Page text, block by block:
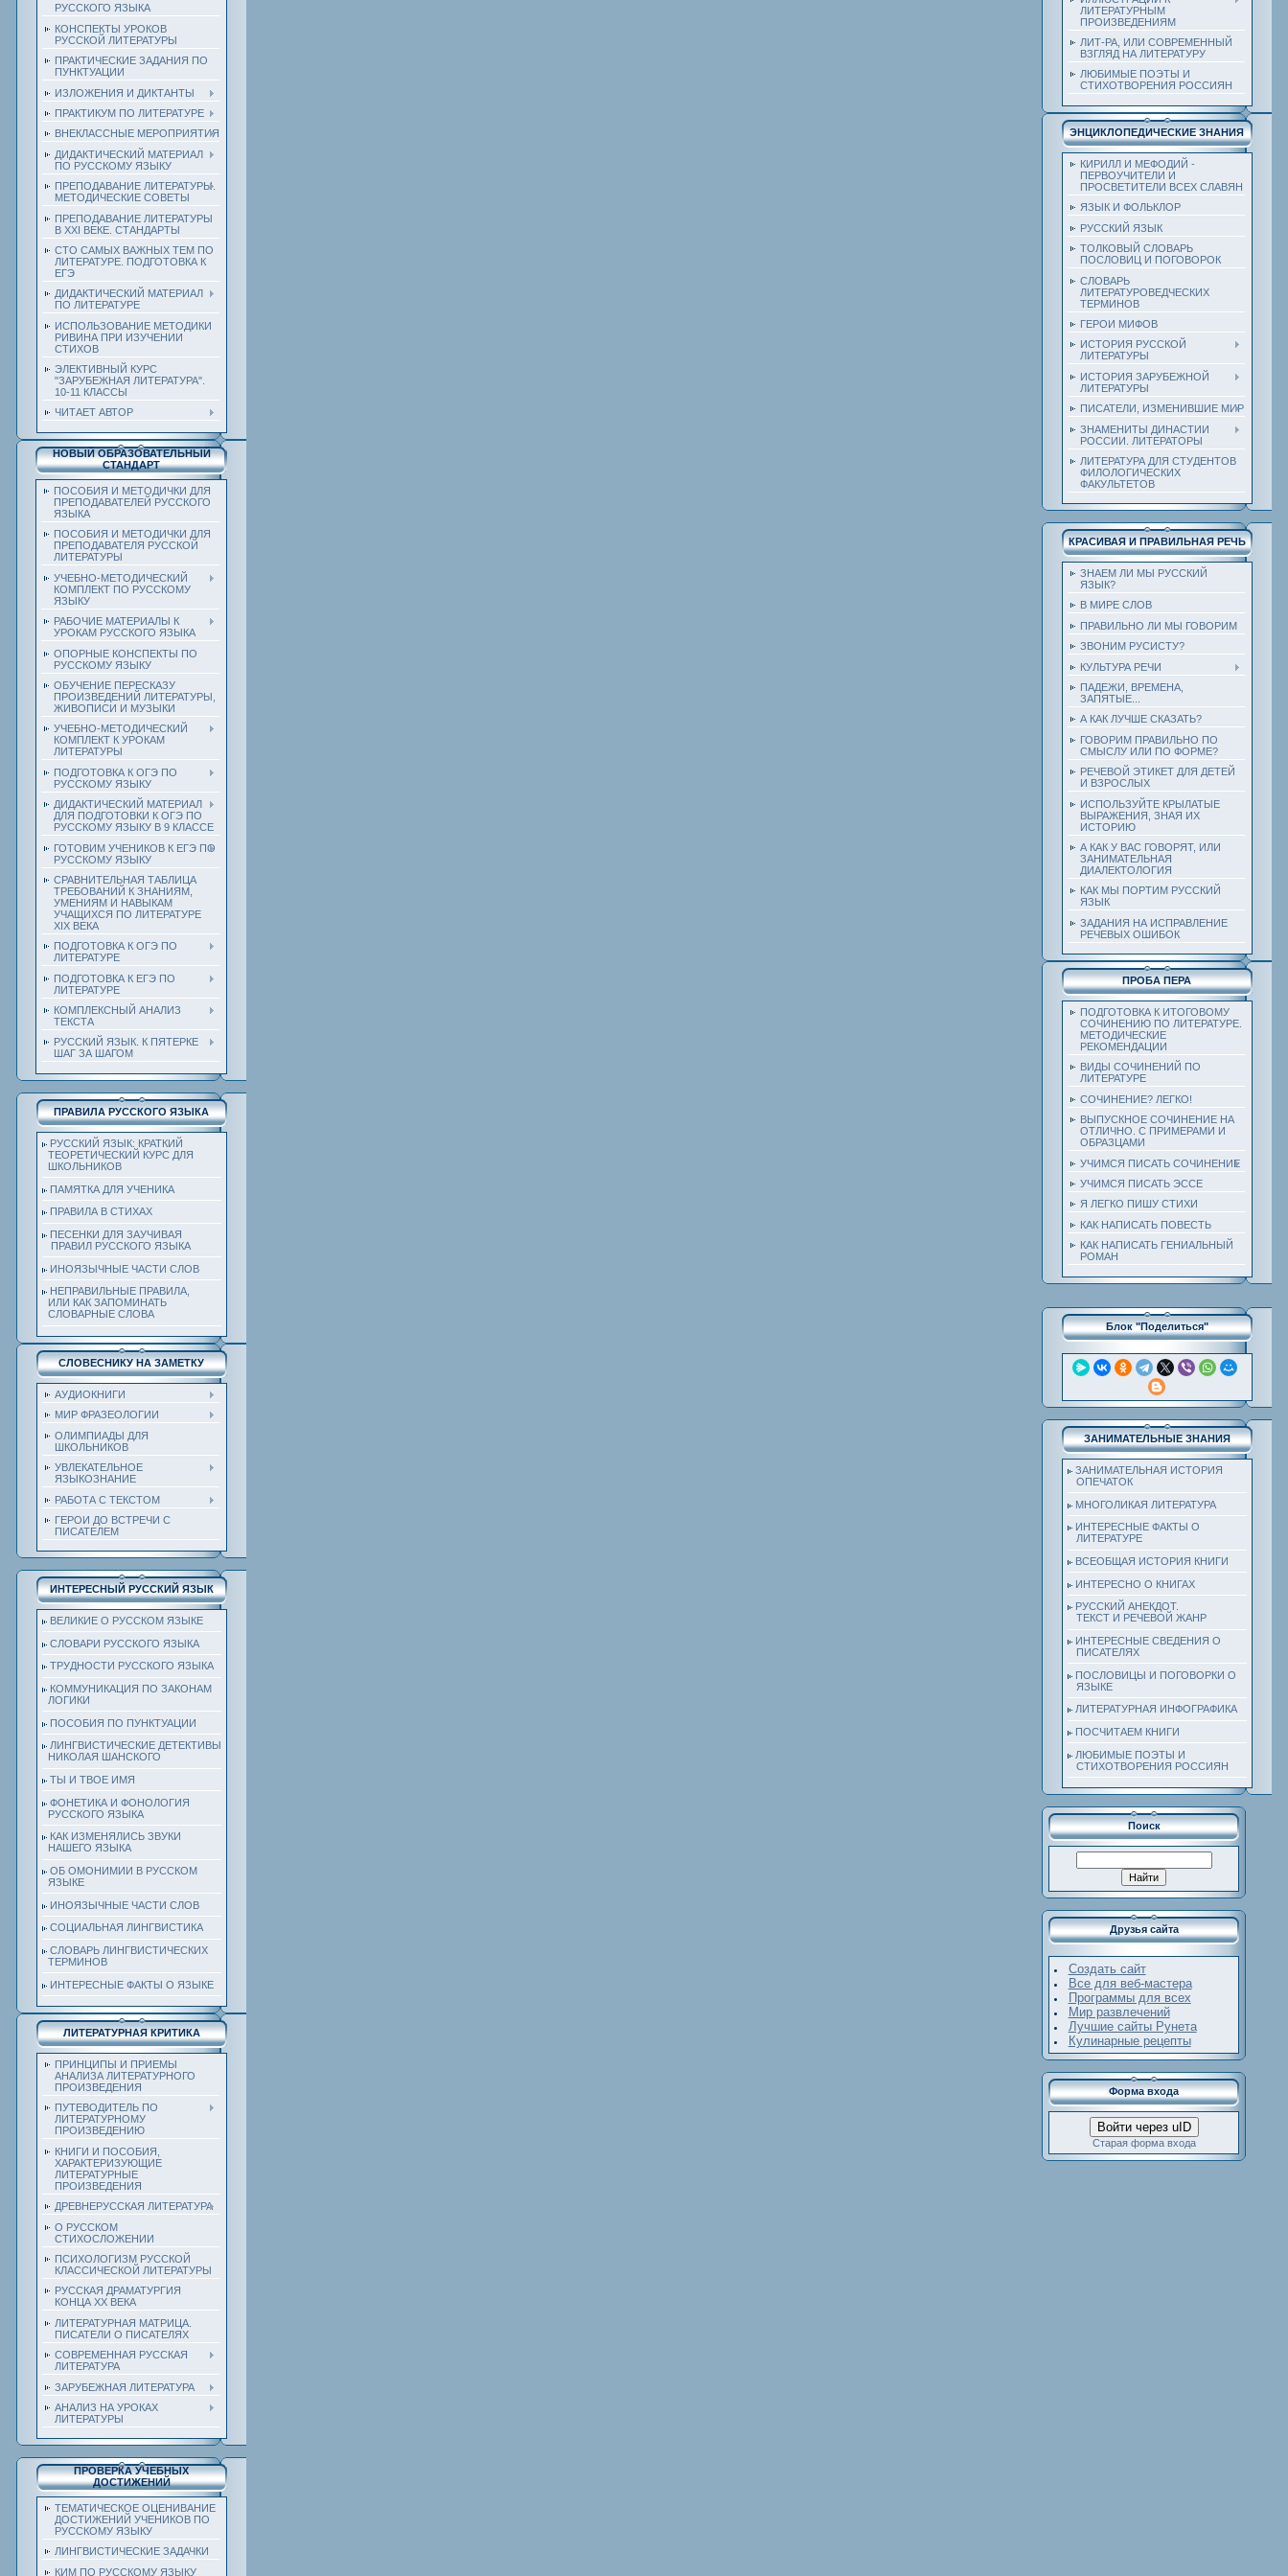
РУССКОГО ЯЗЫКА
КОНСПЕКТЫ УРОКОВ
РУССКОЙ ЛИТЕРАТУРЫ
ПРАКТИЧЕСКИЕ ЗАДАНИЯ ПО
ПУНКТУАЦИИ
ИЗЛОЖЕНИЯ И ДИКТАНТЫ
ПРАКТИКУМ ПО ЛИТЕРАТУРЕ
ВНЕКЛАССНЫЕ МЕРОПРИЯТИЯ
ДИДАКТИЧЕСКИЙ МАТЕРИАЛ
ПО РУССКОМУ ЯЗЫКУ
ПРЕПОДАВАНИЕ ЛИТЕРАТУРЫ.
МЕТОДИЧЕСКИЕ СОВЕТЫ
ПРЕПОДАВАНИЕ ЛИТЕРАТУРЫ
В XXI ВЕКЕ. СТАНДАРТЫ
СТО САМЫХ ВАЖНЫХ ТЕМ ПО
ЛИТЕРАТУРЕ. ПОДГОТОВКА К
ЕГЭ
ДИДАКТИЧЕСКИЙ МАТЕРИАЛ
ПО ЛИТЕРАТУРЕ
ИСПОЛЬЗОВАНИЕ МЕТОДИКИ
РИВИНА ПРИ ИЗУЧЕНИИ
СТИХОВ
ЭЛЕКТИВНЫЙ КУРС
"ЗАРУБЕЖНАЯ ЛИТЕРАТУРА".
10-11 КЛАССЫ
ЧИТАЕТ АВТОР
НОВЫЙ ОБРАЗОВАТЕЛЬНЫЙ
СТАНДАРТ
ПОСОБИЯ И МЕТОДИЧКИ ДЛЯ
ПРЕПОДАВАТЕЛЕЙ РУССКОГО
ЯЗЫКА
ПОСОБИЯ И МЕТОДИЧКИ ДЛЯ
ПРЕПОДАВАТЕЛЯ РУССКОЙ
ЛИТЕРАТУРЫ
УЧЕБНО-МЕТОДИЧЕСКИЙ
КОМПЛЕКТ ПО РУССКОМУ
ЯЗЫКУ
РАБОЧИЕ МАТЕРИАЛЫ К
УРОКАМ РУССКОГО ЯЗЫКА
ОПОРНЫЕ КОНСПЕКТЫ ПО
РУССКОМУ ЯЗЫКУ
ОБУЧЕНИЕ ПЕРЕСКАЗУ
ПРОИЗВЕДЕНИЙ ЛИТЕРАТУРЫ,
ЖИВОПИСИ И МУЗЫКИ
УЧЕБНО-МЕТОДИЧЕСКИЙ
КОМПЛЕКТ К УРОКАМ
ЛИТЕРАТУРЫ
ПОДГОТОВКА К ОГЭ ПО
РУССКОМУ ЯЗЫКУ
ДИДАКТИЧЕСКИЙ МАТЕРИАЛ
ДЛЯ ПОДГОТОВКИ К ОГЭ ПО
РУССКОМУ ЯЗЫКУ В 9 КЛАССЕ
ГОТОВИМ УЧЕНИКОВ К ЕГЭ ПО
РУССКОМУ ЯЗЫКУ
СРАВНИТЕЛЬНАЯ ТАБЛИЦА
ТРЕБОВАНИЙ К ЗНАНИЯМ,
УМЕНИЯМ И НАВЫКАМ
УЧАЩИХСЯ ПО ЛИТЕРАТУРЕ
ХIХ ВЕКА
ПОДГОТОВКА К ОГЭ ПО
ЛИТЕРАТУРЕ
ПОДГОТОВКА К ЕГЭ ПО
ЛИТЕРАТУРЕ
КОМПЛЕКСНЫЙ АНАЛИЗ
ТЕКСТА
РУССКИЙ ЯЗЫК. К ПЯТЕРКЕ
ШАГ ЗА ШАГОМ
ПРАВИЛА РУССКОГО ЯЗЫКА
РУССКИЙ ЯЗЫК: КРАТКИЙ
ТЕОРЕТИЧЕСКИЙ КУРС ДЛЯ
ШКОЛЬНИКОВ
ПАМЯТКА ДЛЯ УЧЕНИКА
ПРАВИЛА В СТИХАХ
ПЕСЕНКИ ДЛЯ ЗАУЧИВАЯ
ПРАВИЛ РУССКОГО ЯЗЫКА
ИНОЯЗЫЧНЫЕ ЧАСТИ СЛОВ
НЕПРАВИЛЬНЫЕ ПРАВИЛА,
ИЛИ КАК ЗАПОМИНАТЬ
СЛОВАРНЫЕ СЛОВА
СЛОВЕСНИКУ НА ЗАМЕТКУ
АУДИОКНИГИ
МИР ФРАЗЕОЛОГИИ
ОЛИМПИАДЫ ДЛЯ
ШКОЛЬНИКОВ
УВЛЕКАТЕЛЬНОЕ
ЯЗЫКОЗНАНИЕ
РАБОТА С ТЕКСТОМ
ГЕРОИ ДО ВСТРЕЧИ С
ПИСАТЕЛЕМ
ИНТЕРЕСНЫЙ РУССКИЙ ЯЗЫК
ВЕЛИКИЕ О РУССКОМ ЯЗЫКЕ
СЛОВАРИ РУССКОГО ЯЗЫКА
ТРУДНОСТИ РУССКОГО ЯЗЫКА
КОММУНИКАЦИЯ ПО ЗАКОНАМ
ЛОГИКИ
ПОСОБИЯ ПО ПУНКТУАЦИИ
ЛИНГВИСТИЧЕСКИЕ ДЕТЕКТИВЫ
НИКОЛАЯ ШАНСКОГО
ТЫ И ТВОЕ ИМЯ
ФОНЕТИКА И ФОНОЛОГИЯ
РУССКОГО ЯЗЫКА
КАК ИЗМЕНЯЛИСЬ ЗВУКИ
НАШЕГО ЯЗЫКА
ОБ ОМОНИМИИ В РУССКОМ
ЯЗЫКЕ
ИНОЯЗЫЧНЫЕ ЧАСТИ СЛОВ
СОЦИАЛЬНАЯ ЛИНГВИСТИКА
СЛОВАРЬ ЛИНГВИСТИЧЕСКИХ
ТЕРМИНОВ
ИНТЕРЕСНЫЕ ФАКТЫ О ЯЗЫКЕ
ЛИТЕРАТУРНАЯ КРИТИКА
ПРИНЦИПЫ И ПРИЕМЫ
АНАЛИЗА ЛИТЕРАТУРНОГО
ПРОИЗВЕДЕНИЯ
ПУТЕВОДИТЕЛЬ ПО
ЛИТЕРАТУРНОМУ
ПРОИЗВЕДЕНИЮ
КНИГИ И ПОСОБИЯ,
ХАРАКТЕРИЗУЮЩИЕ
ЛИТЕРАТУРНЫЕ
ПРОИЗВЕДЕНИЯ
ДРЕВНЕРУССКАЯ ЛИТЕРАТУРА
О РУССКОМ
СТИХОСЛОЖЕНИИ
ПСИХОЛОГИЗМ РУССКОЙ
КЛАССИЧЕСКОЙ ЛИТЕРАТУРЫ
РУССКАЯ ДРАМАТУРГИЯ
КОНЦА ХХ ВЕКА
ЛИТЕРАТУРНАЯ МАТРИЦА.
ПИСАТЕЛИ О ПИСАТЕЛЯХ
СОВРЕМЕННАЯ РУССКАЯ
ЛИТЕРАТУРА
ЗАРУБЕЖНАЯ ЛИТЕРАТУРА
АНАЛИЗ НА УРОКАХ
ЛИТЕРАТУРЫ
ПРОВЕРКА УЧЕБНЫХ
ДОСТИЖЕНИЙ
ТЕМАТИЧЕСКОЕ ОЦЕНИВАНИЕ
ДОСТИЖЕНИЙ УЧЕНИКОВ ПО
РУССКОМУ ЯЗЫКУ
ЛИНГВИСТИЧЕСКИЕ ЗАДАЧКИ
КИМ ПО РУССКОМУ ЯЗЫКУ
ЛИТЕРАТУРНЫМ
ПРОИЗВЕДЕНИЯМ
ЛИТ-РА, ИЛИ СОВРЕМЕННЫЙ
ВЗГЛЯД НА ЛИТЕРАТУРУ
ЛЮБИМЫЕ ПОЭТЫ И
СТИХОТВОРЕНИЯ РОССИЯН
ЭНЦИКЛОПЕДИЧЕСКИЕ ЗНАНИЯ
КИРИЛЛ И МЕФОДИЙ -
ПЕРВОУЧИТЕЛИ И
ПРОСВЕТИТЕЛИ ВСЕХ СЛАВЯН
ЯЗЫК И ФОЛЬКЛОР
РУССКИЙ ЯЗЫК
ТОЛКОВЫЙ СЛОВАРЬ
ПОСЛОВИЦ И ПОГОВОРОК
СЛОВАРЬ
ЛИТЕРАТУРОВЕДЧЕСКИХ
ТЕРМИНОВ
ГЕРОИ МИФОВ
ИСТОРИЯ РУССКОЙ
ЛИТЕРАТУРЫ
ИСТОРИЯ ЗАРУБЕЖНОЙ
ЛИТЕРАТУРЫ
ПИСАТЕЛИ, ИЗМЕНИВШИЕ МИР
ЗНАМЕНИТЫ ДИНАСТИИ
РОССИИ. ЛИТЕРАТОРЫ
ЛИТЕРАТУРА ДЛЯ СТУДЕНТОВ
ФИЛОЛОГИЧЕСКИХ
ФАКУЛЬТЕТОВ
КРАСИВАЯ И ПРАВИЛЬНАЯ РЕЧЬ
ЗНАЕМ ЛИ МЫ РУССКИЙ
ЯЗЫК?
В МИРЕ СЛОВ
ПРАВИЛЬНО ЛИ МЫ ГОВОРИМ
ЗВОНИМ РУСИСТУ?
КУЛЬТУРА РЕЧИ
ПАДЕЖИ, ВРЕМЕНА,
ЗАПЯТЫЕ...
А КАК ЛУЧШЕ СКАЗАТЬ?
ГОВОРИМ ПРАВИЛЬНО ПО
СМЫСЛУ ИЛИ ПО ФОРМЕ?
РЕЧЕВОЙ ЭТИКЕТ ДЛЯ ДЕТЕЙ
И ВЗРОСЛЫХ
ИСПОЛЬЗУЙТЕ КРЫЛАТЫЕ
ВЫРАЖЕНИЯ, ЗНАЯ ИХ
ИСТОРИЮ
А КАК У ВАС ГОВОРЯТ, ИЛИ
ЗАНИМАТЕЛЬНАЯ
ДИАЛЕКТОЛОГИЯ
КАК МЫ ПОРТИМ РУССКИЙ
ЯЗЫК
ЗАДАНИЯ НА ИСПРАВЛЕНИЕ
РЕЧЕВЫХ ОШИБОК
ПРОБА ПЕРА
ПОДГОТОВКА К ИТОГОВОМУ
СОЧИНЕНИЮ ПО ЛИТЕРАТУРЕ.
МЕТОДИЧЕСКИЕ
РЕКОМЕНДАЦИИ
ВИДЫ СОЧИНЕНИЙ ПО
ЛИТЕРАТУРЕ
СОЧИНЕНИЕ? ЛЕГКО!
ВЫПУСКНОЕ СОЧИНЕНИЕ НА
ОТЛИЧНО. С ПРИМЕРАМИ И
ОБРАЗЦАМИ
УЧИМСЯ ПИСАТЬ СОЧИНЕНИЕ
УЧИМСЯ ПИСАТЬ ЭССЕ
Я ЛЕГКО ПИШУ СТИХИ
КАК НАПИСАТЬ ПОВЕСТЬ
КАК НАПИСАТЬ ГЕНИАЛЬНЫЙ
РОМАН
Блок "Поделиться"
ЗАНИМАТЕЛЬНЫЕ ЗНАНИЯ
ЗАНИМАТЕЛЬНАЯ ИСТОРИЯ
ОПЕЧАТОК
МНОГОЛИКАЯ ЛИТЕРАТУРА
ИНТЕРЕСНЫЕ ФАКТЫ О
ЛИТЕРАТУРЕ
ВСЕОБЩАЯ ИСТОРИЯ КНИГИ
ИНТЕРЕСНО О КНИГАХ
РУССКИЙ АНЕКДОТ.
ТЕКСТ И РЕЧЕВОЙ ЖАНР
ИНТЕРЕСНЫЕ СВЕДЕНИЯ О
ПИСАТЕЛЯХ
ПОСЛОВИЦЫ И ПОГОВОРКИ О
ЯЗЫКЕ
ЛИТЕРАТУРНАЯ ИНФОГРАФИКА
ПОСЧИТАЕМ КНИГИ
ЛЮБИМЫЕ ПОЭТЫ И
СТИХОТВОРЕНИЯ РОССИЯН
Поиск
Друзья сайта
Создать сайт
Все для веб-мастера
Программы для всех
Мир развлечений
Лучшие сайты Рунета
Кулинарные рецепты
Форма входа
Войти через uID
Старая форма входа